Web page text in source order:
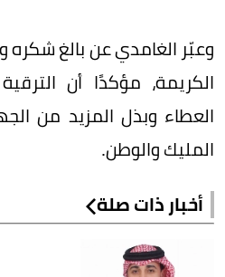
وعبّر الغامدي عن بالغ شكره
الكريمة، مؤكدًا أن
العطاء وبذل المزيد من
المليك والوطن.
أخبار ذات صلة